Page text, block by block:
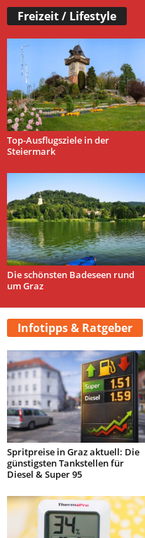
Freizeit / Lifestyle
Top-Ausflugsziele in der
Steiermark
Die schönsten Badeseen rund
um Graz
Infotipps & Ratgeber
Spritpreise in Graz aktuell: Die
günstigsten Tankstellen für
Diesel & Super 95